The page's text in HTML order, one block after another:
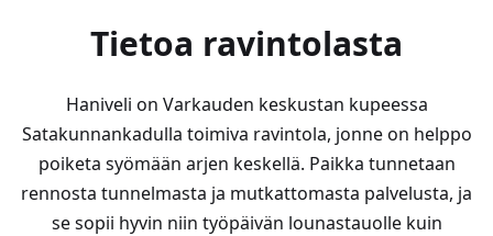
Tietoa ravintolasta
Haniveli on Varkauden keskustan kupeessa
Satakunnankadulla toimiva ravintola, jonne on helppo
poiketa syömään arjen keskellä. Paikka tunnetaan
rennosta tunnelmasta ja mutkattomasta palvelusta, ja
se sopii hyvin niin työpäivän lounastauolle kuin